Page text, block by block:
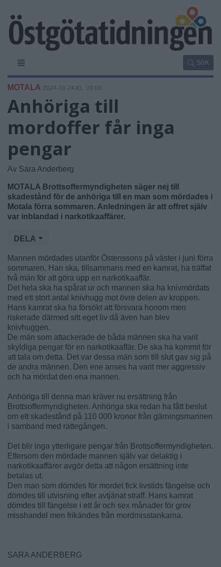
SöK
MOTALA 2024-10-24 KL. 09:06
Anhöriga till
mordoffer får inga
pengar
Av Sara Anderberg
MOTALA Brottsoffermyndigheten säger nej till
skadestånd för de anhöriga till en man som mördades i
Motala förra sommaren. Anledningen är att offret själv
var inblandad i narkotikaaffärer.
DELA
Mannen mördades utanför Östenssons på väster i juni förra
sommaren. Han ska, tillsammans med en kamrat, ha träffat
två män för att göra upp en narkotikaaffär.
Det hela ska ha spårat ur och mannen ska ha knivmördats
med ett stort antal knivhugg mot övre delen av kroppen.
Hans kamrat ska ha försökt att försvara honom men
riskerade därmed sitt eget liv då även han blev
knivhuggen.
De män som attackerade de båda männen ska ha varit
skyldiga pengar för en narkotikaaffär. De ska ha kommit för
att tala om detta. Det var dessa män som till slut gav sig på
de andra männen. Den ene anses ha varit mer aggressiv
och ha mördat den ena mannen.
Anhöriga till denna man kräver nu ersättning från
Brottsoffermyndigheten. Anhöriga ska redan ha fått beslut
om ett skadestånd på 110 000 kronor från gärningsmannen
i samband med rättegången.
Det blir inga ytterligare pengar från Brottsoffermyndigheten.
Eftersom den mördade mannen själv var delaktig i
narkotikaaffärer avgör detta att någon ersättning inte
betalas ut.
Den man som dömdes för mordet fick livstids fängelse och
dömdes till utvisning efter avtjänat straff. Hans kamrat
dömdes till fängelse i ett år och sex månader för grov
misshandel men frikändes från mordmisstankarna.
SARA ANDERBERG